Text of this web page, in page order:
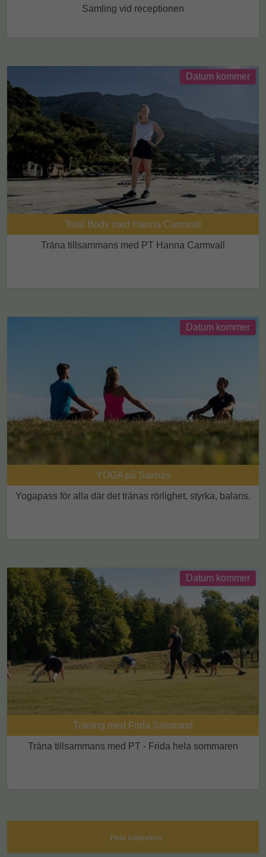
Samling vid receptionen
Datum kommer
Total Body med Hanna Carmvall
Träna tillsammans med PT Hanna Carmvall
Datum kommer
YOGA på Saxnäs
Yogapass för alla där det tränas rörlighet, styrka, balans.
Datum kommer
Träning med Frida Sjöstrand
Träna tillsammans med PT - Frida hela sommaren
Hela kalendern